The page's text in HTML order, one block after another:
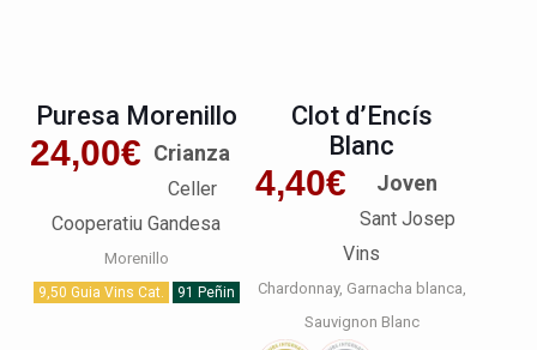
Puresa Morenillo
24,00€ Crianza
Celler
Cooperatiu Gandesa
Morenillo
9,50 Guia Vins Cat. 91 Peñin
Clot d’Encís
Blanc
4,40€ Joven
Sant Josep
Vins
Chardonnay Garnacha blanca
Sauvignon Blanc